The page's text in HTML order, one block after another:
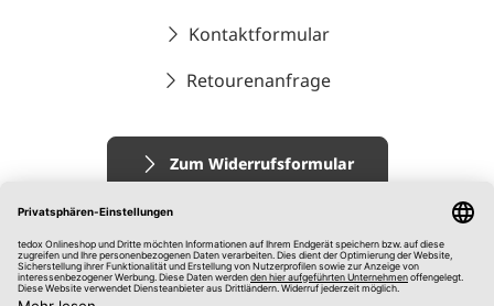
Kontaktformular
Retourenanfrage
Zum Widerrufsformular
Impressum
AGB